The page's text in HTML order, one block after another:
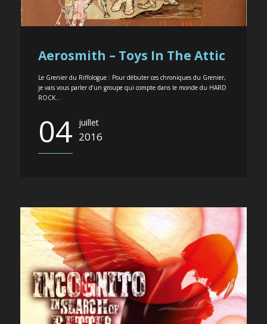
Aerosmith – Toys In The Attic
Le Grenier du Riffologue : Pour débuter ces chroniques du Grenier,
je vais vous parler d’un groupe qui compte dans le monde du HARD
ROCK...
04 juillet
2016